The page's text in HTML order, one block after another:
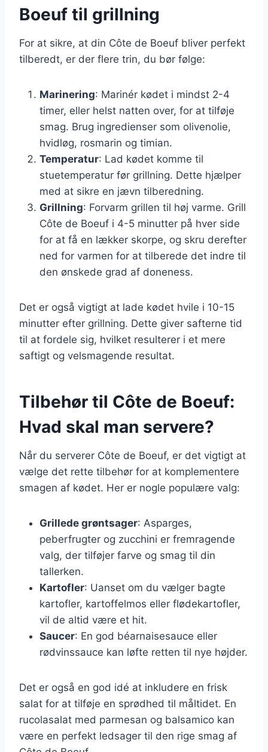
Boeuf til grillning
For at sikre, at din Côte de Boeuf bliver perfekt
tilberedt, er der flere trin, du bør følge:
Marinering: Marinér kødet i mindst 2-4
timer, eller helst natten over, for at tilføje
smag. Brug ingredienser som olivenolie,
hvidløg, rosmarin og timian.
Temperatur: Lad kødet komme til
stuetemperatur før grillning. Dette hjælper
med at sikre en jævn tilberedning.
Grillning: Forvarm grillen til høj varme. Grill
Côte de Boeuf i 4-5 minutter på hver side
for at få en lækker skorpe, og skru derefter
ned for varmen for at tilberede det indre til
den ønskede grad af doneness.
Det er også vigtigt at lade kødet hvile i 10-15
minutter efter grillning. Dette giver safterne tid
til at fordele sig, hvilket resulterer i et mere
saftigt og velsmagende resultat.
Tilbehør til Côte de Boeuf:
Hvad skal man servere?
Når du serverer Côte de Boeuf, er det vigtigt at
vælge det rette tilbehør for at komplementere
smagen af kødet. Her er nogle populære valg:
Grillede grøntsager: Asparges,
peberfrugter og zucchini er fremragende
valg, der tilføjer farve og smag til din
tallerken.
Kartofler: Uanset om du vælger bagte
kartofler, kartoffelmos eller flødekartofler,
vil de altid være et hit.
Saucer: En god béarnaisesauce eller
rødvinssauce kan løfte retten til nye højder.
Det er også en god idé at inkludere en frisk
salat for at tilføje en sprødhed til måltidet. En
rucolasalat med parmesan og balsamico kan
være en perfekt ledsager til den rige smag af